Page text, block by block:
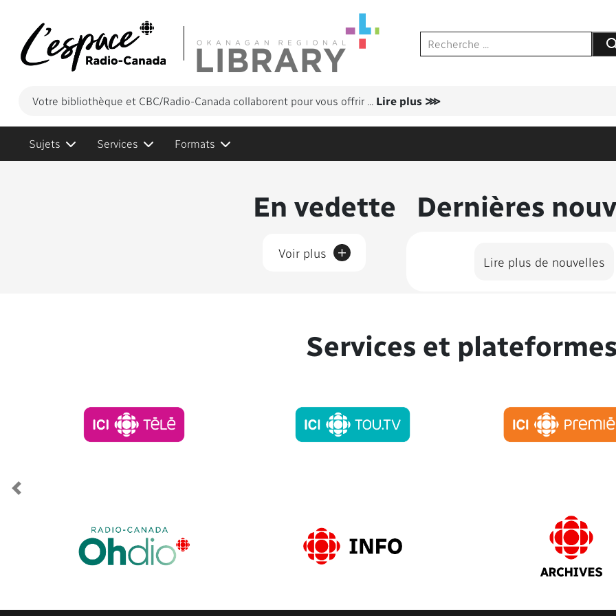
Votre bibliothèque et CBC/Radio-Canada collaborent pour vous offrir ... Lire plus ⋙
Sujets Services Formats
Dernières
Lire plus de nouvelles
En vedette
Voir plus +
Services et
Previous